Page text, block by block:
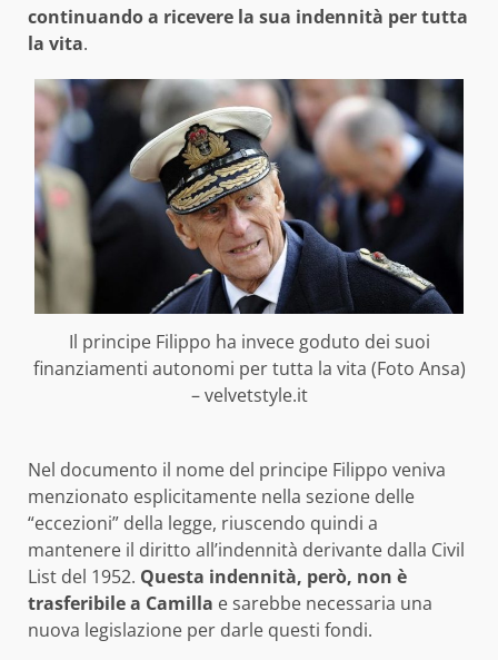
continuando a ricevere la sua indennità per tutta
la vita.
Il principe Filippo ha invece goduto dei suoi
finanziamenti autonomi per tutta la vita (Foto Ansa)
– velvetstyle.it
Nel documento il nome del principe Filippo veniva
menzionato esplicitamente nella sezione delle
“eccezioni” della legge, riuscendo quindi a
mantenere il diritto all’indennità derivante dalla Civil
List del 1952. Questa indennità, però, non è
trasferibile a Camilla e sarebbe necessaria una
nuova legislazione per darle questi fondi.